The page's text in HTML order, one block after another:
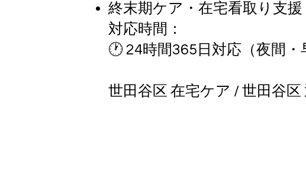
終末期ケア・在宅看取り支援
対応時間：
🕐 24時間365日対応（夜間・
世田谷区 在宅ケア / 世田谷